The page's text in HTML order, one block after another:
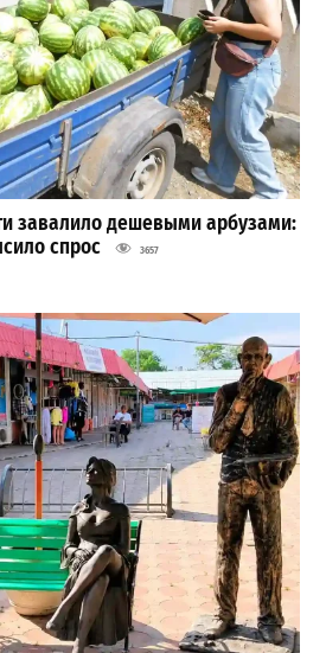
завалило дешевыми арбузами:
спрос
3657